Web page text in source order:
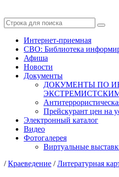
Интернет-приемная
СВО: Библиотека
Афиша
Новости
Документы
ДОКУМЕНТЫ ПО
Прейскурант цен на
Электронный каталог
Видео
Фотогалерея
Виртуальные
/Краеведение /Литературная